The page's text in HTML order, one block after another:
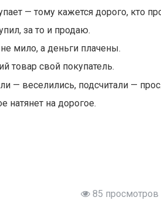
— тому кажется дорого, кто
за то и продаю.
мило, а деньги плачены.
товар свой покупатель.
— веселились, подсчитали —
натянет на дорогое.
85 просмотров